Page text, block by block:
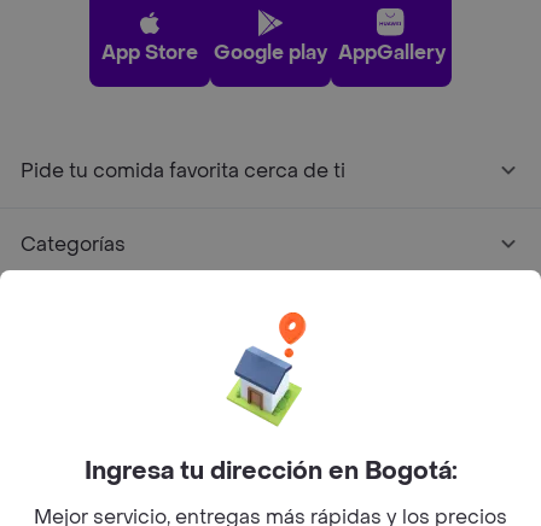
App Store Google play AppGallery
Pide tu comida favorita cerca de ti
Categorías
Facebook
Twitter
Instagram
©2026Rappi Inc. All rights reserved.
Ingresa tu dirección en Bogotá:
Mejor servicio, entregas más rápidas y los precios